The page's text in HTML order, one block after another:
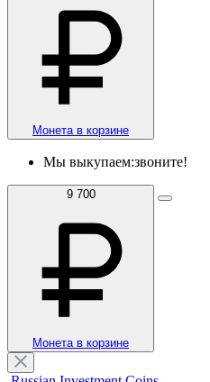
Монета в корзине
Мы выкупаем:звоните!
9 700
Монета в корзине